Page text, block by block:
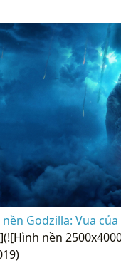
Godzilla: Vua
](![Hình nền